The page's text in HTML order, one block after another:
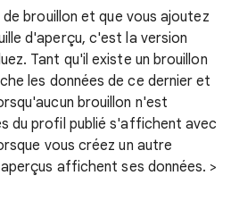
brouillon et que vous ajoutez
d'aperçu, c'est la version
Tant qu'il existe un brouillon
les données de ce dernier et
brouillon n'est
du profil publié s'affichent avec
vous créez un autre
affichent ses données. >